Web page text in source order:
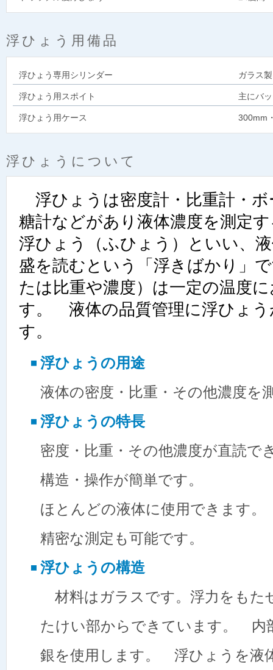
浮ひょう用備品
浮ひょう専用シリンダー ガラス
浮ひょう用スポイト 主にバ
浮ひょう用ケース 300mm
浮ひょうについて
浮ひょうは密度計・比重計・ボ
糖計などがあり液体濃度を測定
浮ひょう（ふひょう）といい、
盛を読むという「浮きばかり」
たは比重や濃度）は一定の温度
す。 液体の品質管理に浮ひょう
す。
浮ひょうの用途
液体の密度・比重・その他濃度を
浮ひょうの特長
密度・比重・その他濃度が直読で
構造・操作が簡単です。
ほとんどの液体に使用できます。
精密な測定も可能です。
浮ひょうの構造
材料はガラスです。浮力をもた
たけい部からできています。 内
銀を使用します。 浮ひょうを液